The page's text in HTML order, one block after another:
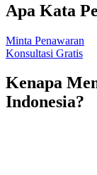
Apa Kata
Minta Penawaran
Konsultasi Gratis
Kenapa
Indonesia?